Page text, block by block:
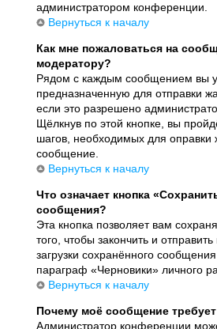
администратором конференции.
Вернуться к началу
Как мне пожаловаться на
модератору?
Рядом с каждым сообщением вы
предназначенную для отправки
если это разрешено
Щёлкнув по этой кнопке, вы
шагов, необходимых для оправки
сообщение.
Вернуться к началу
Что означает кнопка
сообщения?
Эта кнопка позволяет вам
того, чтобы закончить и
загрузки сохранённого
параграф «Черновики» личного
Вернуться к началу
Почему моё сообщение
Администратор конференции